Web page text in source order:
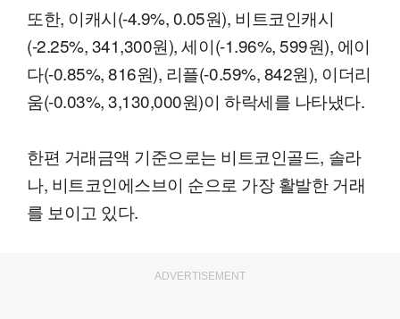
또한, 이캐시(-4.9%, 0.05원), 비트코인캐시
(-2.25%, 341,300원), 세이(-1.96%, 599원), 에이
다(-0.85%, 816원), 리플(-0.59%, 842원), 이더리
움(-0.03%, 3,130,000원)이 하락세를 나타냈다.
한편 거래금액 기준으로는 비트코인골드, 솔라
나, 비트코인에스브이 순으로 가장 활발한 거래
를 보이고 있다.
ADVERTISEMENT